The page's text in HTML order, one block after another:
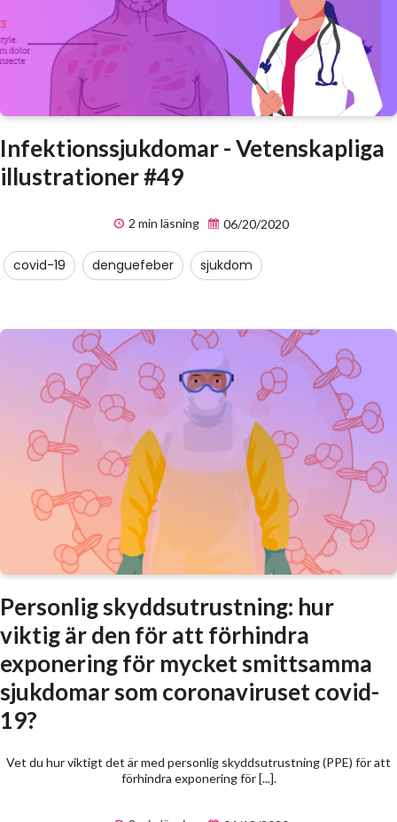
Infektionssjukdomar - Vetenskapliga
illustrationer #49
2 min läsning 06/20/2020
covid-19 denguefeber sjukdom
Personlig skyddsutrustning: hur
viktig är den för att förhindra
exponering för mycket smittsamma
sjukdomar som coronaviruset covid-
19?
Vet du hur viktigt det är med personlig skyddsutrustning (PPE) för att
förhindra exponering för [...].